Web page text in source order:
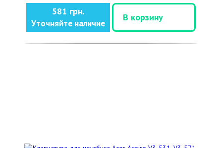
581 грн.
Уточняйте наличие
В корзину